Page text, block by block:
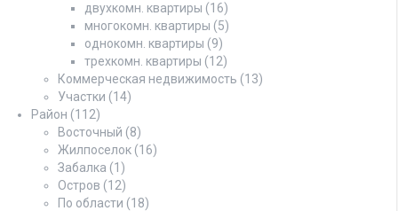
двухкомн. квартиры (16)
многокомн. квартиры (5)
однокомн. квартиры (9)
трехкомн. квартиры (12)
Коммерческая недвижимость (13)
Участки (14)
Район (112)
Восточный (8)
Жилпоселок (16)
Забалка (1)
Остров (12)
По области (18)